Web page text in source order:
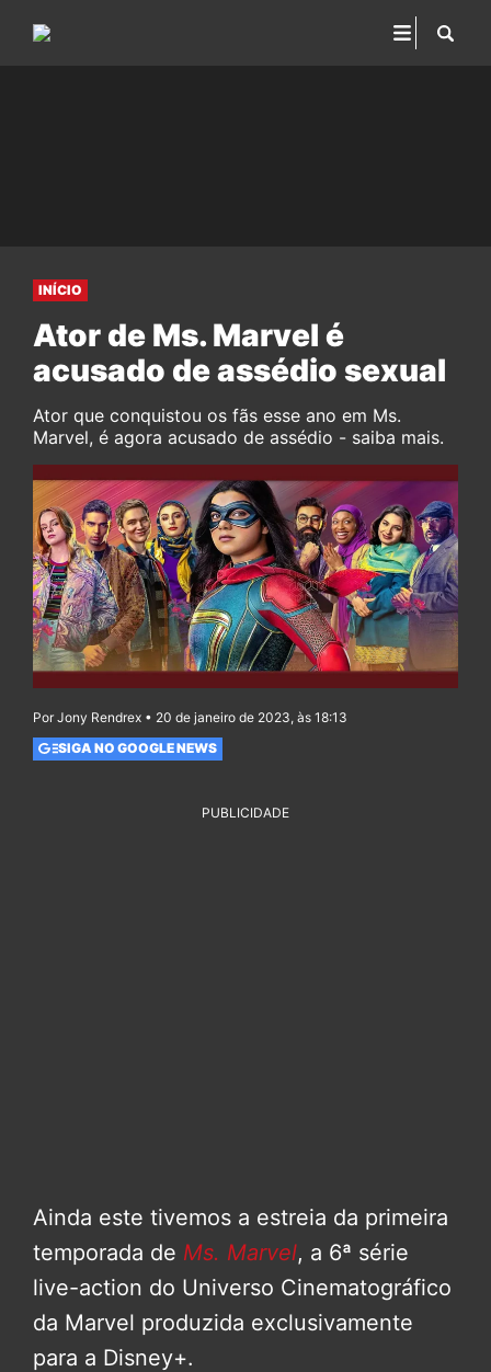
INÍCIO
Ator de Ms. Marvel é
acusado de assédio sexual
Ator que conquistou os fãs esse ano em Ms.
Marvel, é agora acusado de assédio - saiba mais.
Por Jony Rendrex • 20 de janeiro de 2023, às 18:13
SIGA NO GOOGLE NEWS
PUBLICIDADE
Ainda este tivemos a estreia da primeira
temporada de Ms. Marvel, a 6ª série
live-action do Universo Cinematográfico
da Marvel produzida exclusivamente
para a Disney+.